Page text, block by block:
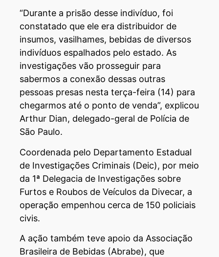
“Durante a prisão desse indivíduo, foi
constatado que ele era distribuidor de
insumos, vasilhames, bebidas de diversos
indivíduos espalhados pelo estado. As
investigações vão prosseguir para
sabermos a conexão dessas outras
pessoas presas nesta terça-feira (14) para
chegarmos até o ponto de venda”, explicou
Arthur Dian, delegado-geral de Polícia de
São Paulo.
Coordenada pelo Departamento Estadual
de Investigações Criminais (Deic), por meio
da 1ª Delegacia de Investigações sobre
Furtos e Roubos de Veículos da Divecar, a
operação empenhou cerca de 150 policiais
civis.
A ação também teve apoio da Associação
Brasileira de Bebidas (Abrabe), que